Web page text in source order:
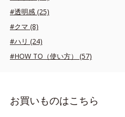
#透明感 (25)
#クマ (8)
#ハリ (24)
#HOW TO（使い方） (57)
お買いものはこちら